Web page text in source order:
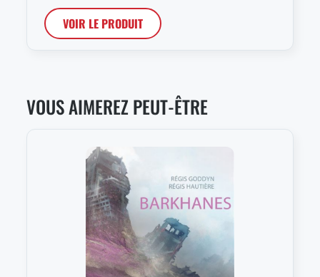
VOIR LE PRODUIT
VOUS AIMEREZ PEUT-ÊTRE